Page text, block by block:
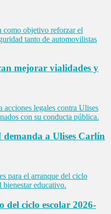
mejorar vialidades y
a Ulises Carlín
del ciclo escolar 2026-